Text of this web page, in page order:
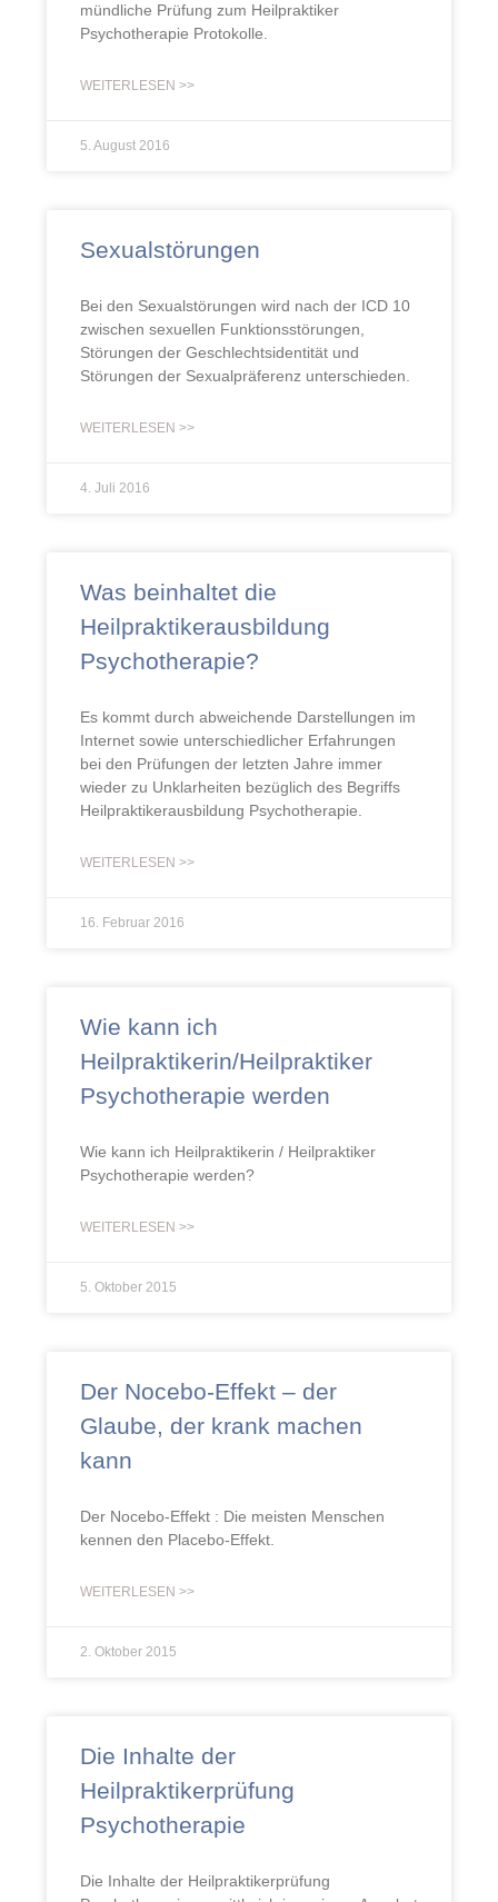
mündliche Prüfung zum Heilpraktiker
Psychotherapie Protokolle.
WEITERLESEN >>
5. August 2016
Sexualstörungen
Bei den Sexualstörungen wird nach der ICD 10
zwischen sexuellen Funktionsstörungen,
Störungen der Geschlechtsidentität und
Störungen der Sexualpräferenz unterschieden.
WEITERLESEN >>
4. Juli 2016
Was beinhaltet die
Heilpraktikerausbildung
Psychotherapie?
Es kommt durch abweichende Darstellungen im
Internet sowie unterschiedlicher Erfahrungen
bei den Prüfungen der letzten Jahre immer
wieder zu Unklarheiten bezüglich des Begriffs
Heilpraktikerausbildung Psychotherapie.
WEITERLESEN >>
16. Februar 2016
Wie kann ich
Heilpraktikerin/Heilpraktiker
Psychotherapie werden
Wie kann ich Heilpraktikerin / Heilpraktiker
Psychotherapie werden?
WEITERLESEN >>
5. Oktober 2015
Der Nocebo-Effekt – der
Glaube, der krank machen
kann
Der Nocebo-Effekt : Die meisten Menschen
kennen den Placebo-Effekt.
WEITERLESEN >>
2. Oktober 2015
Die Inhalte der
Heilpraktikerprüfung
Psychotherapie
Die Inhalte der Heilpraktikerprüfung